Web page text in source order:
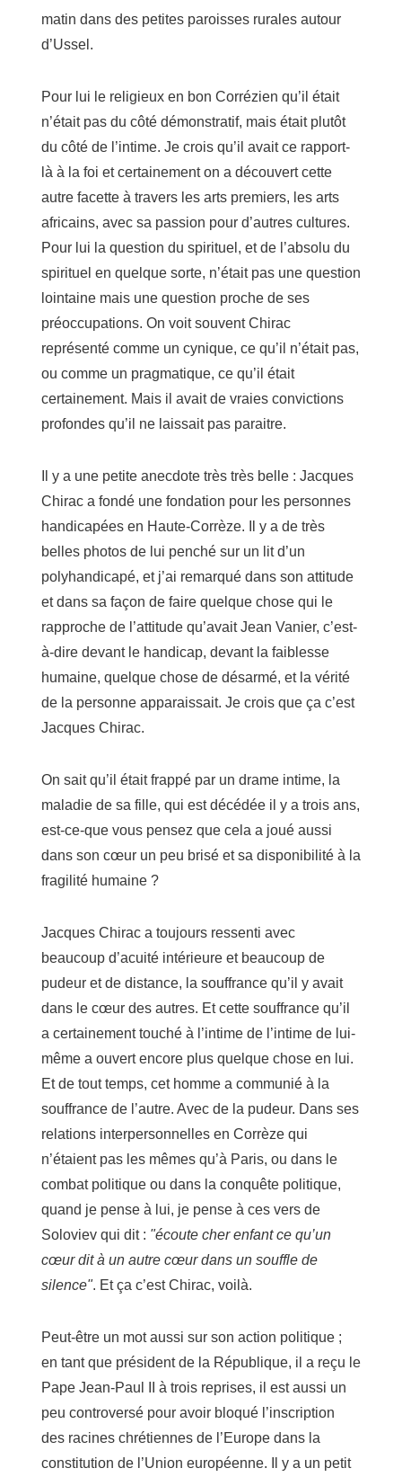
matin dans des petites paroisses rurales autour
d’Ussel.
Pour lui le religieux en bon Corrézien qu’il était
n’était pas du côté démonstratif, mais était plutôt
du côté de l’intime. Je crois qu’il avait ce rapport-
là à la foi et certainement on a découvert cette
autre facette à travers les arts premiers, les arts
africains, avec sa passion pour d’autres cultures.
Pour lui la question du spirituel, et de l’absolu du
spirituel en quelque sorte, n’était pas une question
lointaine mais une question proche de ses
préoccupations. On voit souvent Chirac
représenté comme un cynique, ce qu’il n’était pas,
ou comme un pragmatique, ce qu’il était
certainement. Mais il avait de vraies convictions
profondes qu’il ne laissait pas paraitre.
Il y a une petite anecdote très très belle : Jacques
Chirac a fondé une fondation pour les personnes
handicapées en Haute-Corrèze. Il y a de très
belles photos de lui penché sur un lit d’un
polyhandicapé, et j’ai remarqué dans son attitude
et dans sa façon de faire quelque chose qui le
rapproche de l’attitude qu’avait Jean Vanier, c’est-
à-dire devant le handicap, devant la faiblesse
humaine, quelque chose de désarmé, et la vérité
de la personne apparaissait. Je crois que ça c’est
Jacques Chirac.
On sait qu’il était frappé par un drame intime, la
maladie de sa fille, qui est décédée il y a trois ans,
est-ce-que vous pensez que cela a joué aussi
dans son cœur un peu brisé et sa disponibilité à la
fragilité humaine ?
Jacques Chirac a toujours ressenti avec
beaucoup d’acuité intérieure et beaucoup de
pudeur et de distance, la souffrance qu’il y avait
dans le cœur des autres. Et cette souffrance qu’il
a certainement touché à l’intime de l’intime de lui-
même a ouvert encore plus quelque chose en lui.
Et de tout temps, cet homme a communié à la
souffrance de l’autre. Avec de la pudeur. Dans ses
relations interpersonnelles en Corrèze qui
n’étaient pas les mêmes qu’à Paris, ou dans le
combat politique ou dans la conquête politique,
quand je pense à lui, je pense à ces vers de
Soloviev qui dit : "écoute cher enfant ce qu’un
cœur dit à un autre cœur dans un souffle de
silence". Et ça c’est Chirac, voilà.
Peut-être un mot aussi sur son action politique ;
en tant que président de la République, il a reçu le
Pape Jean-Paul II à trois reprises, il est aussi un
peu controversé pour avoir bloqué l’inscription
des racines chrétiennes de l’Europe dans la
constitution de l’Union européenne. Il y a un petit